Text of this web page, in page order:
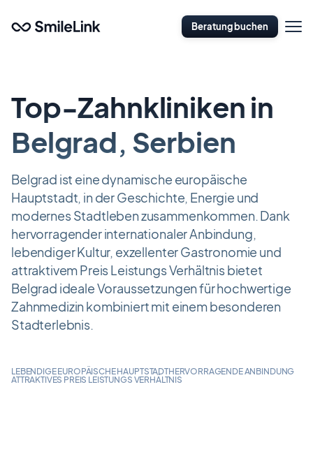
Hauptinhalt
Beratung buchen
öffnen
Top-Zahnkliniken in
Belgrad, Serbien
Belgrad ist eine dynamische europäische
Hauptstadt, in der Geschichte, Energie und
modernes Stadtleben zusammenkommen. Dank
hervorragender internationaler Anbindung,
lebendiger Kultur, exzellenter Gastronomie und
attraktivem Preis Leistungs Verhältnis bietet
Belgrad ideale Voraussetzungen für hochwertige
Zahnmedizin kombiniert mit einem besonderen
Stadterlebnis.
LEBENDIGE EUROPÄISCHE HAUPTSTADTHERVORRAGENDE ANBINDUNG
ATTRAKTIVES PREIS LEISTUNGS VERHÄLTNIS